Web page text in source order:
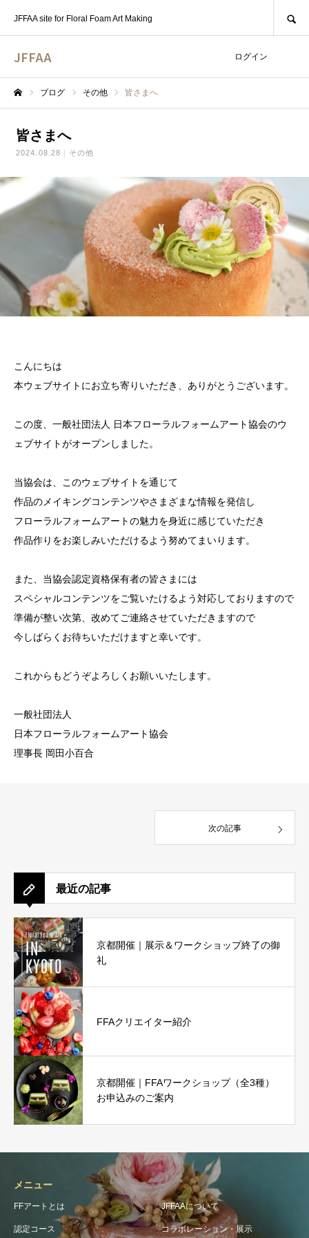
JFFAA
JFFAA site for Floral Foam Art Making
ログイン
ブログ その他 皆さまへ
皆さまへ
2024.08.28 その他
こんにちは
本ウェブサイトにお立ち寄りいただき、ありがとうございます。
この度、一般社団法人 日本フローラルフォームアート協会のウ
ェブサイトがオープンしました。
当協会は、このウェブサイトを通じて
作品のメイキングコンテンツやさまざまな情報を発信し
フローラルフォームアートの魅力を身近に感じていただき
作品作りをお楽しみいただけるよう努めてまいります。
また、当協会認定資格保有者の皆さまには
スペシャルコンテンツをご覧いたけるよう対応しておりますので
準備が整い次第、改めてご連絡させていただきますので
今しばらくお待ちいただけますと幸いです。
これからもどうぞよろしくお願いいたします。
一般社団法人
日本フローラルフォームアート協会
理事長 岡田小百合
次の記事
最近の記事
京都開催｜展示＆ワークショップ終了の御
礼
FFAクリエイター紹介
京都開催｜FFAワークショップ（全3種）
お申込みのご案内
メニュー
FFアートとは JFFAAについて
認定コース コラボレーション・展示